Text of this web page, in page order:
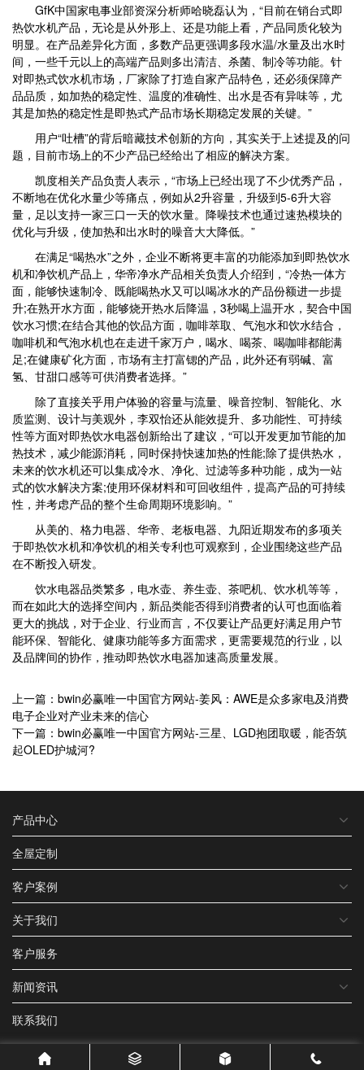
GfK中国家电事业部资深分析师哈晓磊认为，“目前在销台式即
热饮水机产品，无论是从外形上、还是功能上看，产品同质化较为
明显。在产品差异化方面，多数产品更强调多段水温/水量及出水时
间，一些千元以上的高端产品则多出清洁、杀菌、制冷等功能。针
对即热式饮水机市场，厂家除了打造自家产品特色，还必须保障产
品品质，如加热的稳定性、温度的准确性、出水是否有异味等，尤
其是加热的稳定性是即热式产品市场长期稳定发展的关键。”
用户“吐槽”的背后暗藏技术创新的方向，其实关于上述提及的问
题，目前市场上的不少产品已经给出了相应的解决方案。
凯度相关产品负责人表示，“市场上已经出现了不少优秀产品，
不断地在优化水量少等痛点，例如从2升容量，升级到5-6升大容
量，足以支持一家三口一天的饮水量。降噪技术也通过速热模块的
优化与升级，使加热和出水时的噪音大大降低。”
在满足“喝热水”之外，企业不断将更丰富的功能添加到即热饮水
机和净饮机产品上，华帝净水产品相关负责人介绍到，“冷热一体方
面，能够快速制冷、既能喝热水又可以喝冰水的产品份额进一步提
升;在熟开水方面，能够烧开热水后降温，3秒喝上温开水，契合中国
饮水习惯;在结合其他的饮品方面，咖啡萃取、气泡水和饮水结合，
咖啡机和气泡水机也在走进千家万户，喝水、喝茶、喝咖啡都能满
足;在健康矿化方面，市场有主打富锶的产品，此外还有弱碱、富
氢、甘甜口感等可供消费者选择。”
除了直接关乎用户体验的容量与流量、噪音控制、智能化、水
质监测、设计与美观外，李双怡还从能效提升、多功能性、可持续
性等方面对即热饮水电器创新给出了建议，“可以开发更加节能的加
热技术，减少能源消耗，同时保持快速加热的性能;除了提供热水，
未来的饮水机还可以集成冷水、净化、过滤等多种功能，成为一站
式的饮水解决方案;使用环保材料和可回收组件，提高产品的可持续
性，并考虑产品的整个生命周期环境影响。”
从美的、格力电器、华帝、老板电器、九阳近期发布的多项关
于即热饮水机和净饮机的相关专利也可观察到，企业围绕这些产品
在不断投入研发。
饮水电器品类繁多，电水壶、养生壶、茶吧机、饮水机等等，
而在如此大的选择空间内，新品类能否得到消费者的认可也面临着
更大的挑战，对于企业、行业而言，不仅要让产品更好满足用户节
能环保、智能化、健康功能等多方面需求，更需要规范的行业，以
及品牌间的协作，推动即热饮水电器加速高质量发展。
上一篇：bwin必赢唯一中国官方网站-姜风：AWE是众多家电及消费
电子企业对产业未来的信心
下一篇：bwin必赢唯一中国官方网站-三星、LGD抱团取暖，能否筑
起OLED护城河?
产品中心
全屋定制
客户案例
关于我们
客户服务
新闻资讯
联系我们